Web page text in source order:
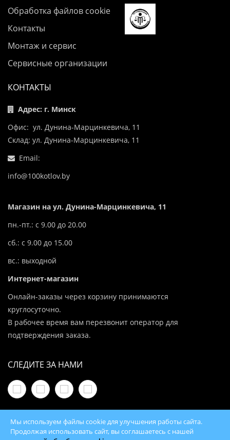
Обработка файлов cookie
Контакты
Монтаж и сервис
Сервисные организации
КОНТАКТЫ
Адрес: г. Минск
Офис: ул. Дунина-Марцинкевича, 11
Склад: ул. Дунина-Марцинкевича, 11
Email:
info@100kotlov.by
Магазин на ул. Дунина-Марцинкевича, 11
пн.-пт.: с 9.00 до 20.00
сб.: с 9.00 до 15.00
вс.: выходной
Интернет-магазин
Онлайн-заказы через корзину принимаются
круглосуточно.
В рабочее время вам перезвонит оператор для
подтверждения заказа.
СЛЕДИТЕ ЗА НАМИ
Мы используем файлы cookie для улучшения работы сайта.
Продолжая использовать сайт, вы соглашаетесь с нашей